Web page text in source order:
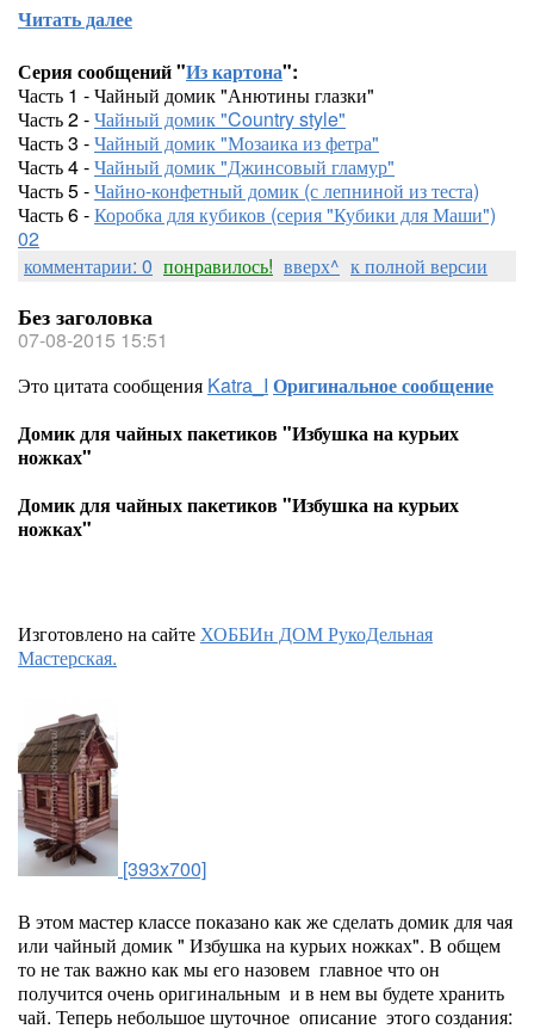
Читать далее
Серия сообщений "Из картона":
Часть 1 - Чайный домик "Анютины глазки"
Часть 2 -Чайный домик "Country style"
Часть 3 -Чайный домик "Мозаика из фетра"
Часть 4 -Чайный домик "Джинсовый гламур"
Часть 5 -Чайно-конфетный домик (с лепниной из теста)
Часть 6 -Коробка для кубиков (серия "Кубики для Маши")
02
комментарии: 0 понравилось! вверх^ к полной версии
Без заголовка
07-08-2015 15:51
Это цитата сообщения Katra_I Оригинальное сообщение
Домик для чайных пакетиков "Избушка на курьих
ножках"
Домик для чайных пакетиков "Избушка на курьих
ножках"
Изготовлено на сайтеХОББИн ДОМ РукоДельная
Мастерская.
[393x700]
В этом мастер классе показано как же сделать домик для чая
или чайный домик " Избушка на курьих ножках". В общем
то не так важно как мы его назовем главное что он
получится очень оригинальным и в нем вы будете хранить
чай. Теперь небольшое шуточное описание этого создания: